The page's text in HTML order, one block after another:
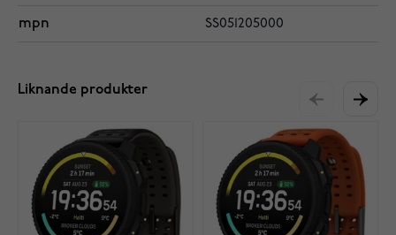
mpn SS051205000
Liknande produkter